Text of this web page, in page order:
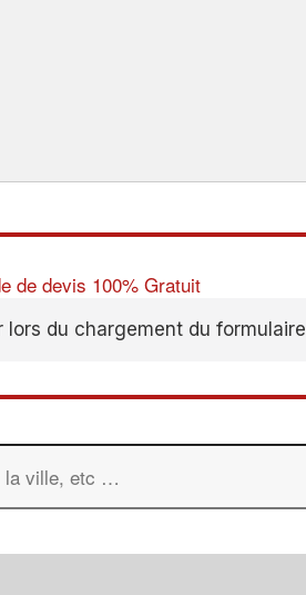
de devis 100% Gratuit
lors du chargement du formulaire